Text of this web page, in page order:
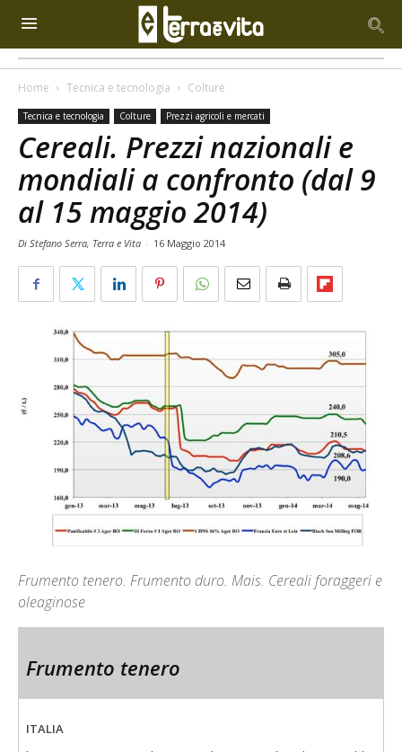
Home Tecnica e tecnologia Colture
Tecnica e tecnologia Colture Prezzi agricoli e mercati
Cereali. Prezzi nazionali e
mondiali a confronto (dal 9
al 15 maggio 2014)
Di Stefano Serra, Terra e Vita - 16 Maggio 2014
Frumento tenero. Frumento duro. Mais. Cereali foraggeri e
oleaginose
Frumento tenero
ITALIA